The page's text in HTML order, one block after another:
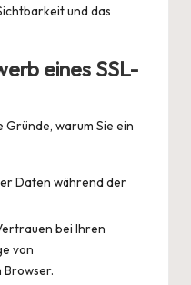
und das
eines SSL-
warum Sie ein
Daten während der
bei Ihren
von